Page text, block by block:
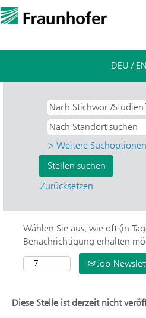
DEU /
> Weitere Suchoptionen
Zurücksetzen
Wählen Sie aus, wie oft (in
Benachrichtigung erhalten
Job-
Diese Stelle ist derzeit nicht